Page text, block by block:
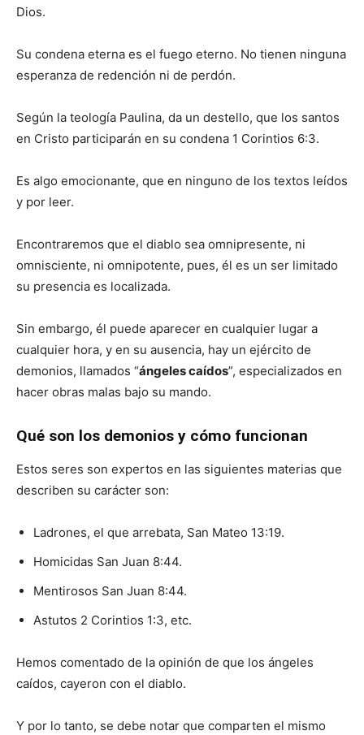
Dios.
Su condena eterna es el fuego eterno. No tienen ninguna
esperanza de redención ni de perdón.
Según la teología Paulina, da un destello, que los santos
en Cristo participarán en su condena 1 Corintios 6:3.
Es algo emocionante, que en ninguno de los textos leídos
y por leer.
Encontraremos que el diablo sea omnipresente, ni
omnisciente, ni omnipotente, pues, él es un ser limitado
su presencia es localizada.
Sin embargo, él puede aparecer en cualquier lugar a
cualquier hora, y en su ausencia, hay un ejército de
demonios, llamados “ángeles caídos”, especializados en
hacer obras malas bajo su mando.
Qué son los demonios y cómo funcionan
Estos seres son expertos en las siguientes materias que
describen su carácter son:
Ladrones, el que arrebata, San Mateo 13:19.
Homicidas San Juan 8:44.
Mentirosos San Juan 8:44.
Astutos 2 Corintios 1:3, etc.
Hemos comentado de la opinión de que los ángeles
caídos, cayeron con el diablo.
Y por lo tanto, se debe notar que comparten el mismo